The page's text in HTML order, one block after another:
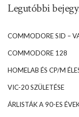
Legutóbbi
COMMODORE SID –
COMMODORE 128
HOMELAB ÉS CP/M
VIC-20 SZÜLETÉSE
ÁRLISTÁK A 90-ES